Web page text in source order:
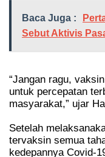
Baca Juga :
Sebut Aktivis
“Jangan ragu,
untuk percepatan
masyarakat,” ujar
Setelah
tervaksin semua
kedepannya Covid-